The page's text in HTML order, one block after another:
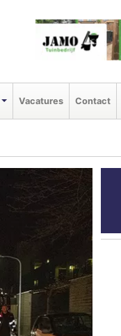
Vacatures Contact